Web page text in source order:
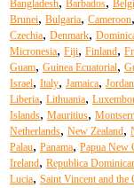
Bangladesh Barbados
Brunei, Bulgaria, Cameroon,
Czechia, Denmark,
Micronesia, Fiji, Finland,
Guam, Guinea Ecuatorial,
Israel, Italy, Jamaica, Jordan
Liberia, Lithuania,
Islands, Mauritius,
Netherlands, New Zealand,
Palau, Panama, Papua New
Ireland, Republica
Lucia, Saint Vincent and the